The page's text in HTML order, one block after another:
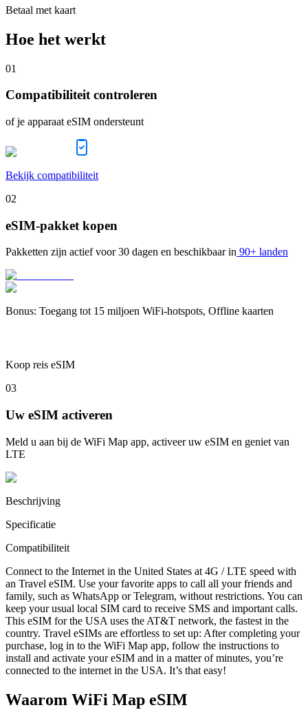
Betaal met kaart
Hoe het werkt
01
Compatibiliteit controleren
of je apparaat eSIM ondersteunt
Bekijk compatibiliteit
02
eSIM-pakket kopen
Pakketten zijn actief voor 30 dagen en beschikbaar in 90+ landen
Bonus: Toegang tot 15 miljoen WiFi-hotspots, Offline kaarten
Koop reis eSIM
03
Uw eSIM activeren
Meld u aan bij de WiFi Map app, activeer uw eSIM en geniet van
LTE
Beschrijving
Specificatie
Compatibiliteit
Connect to the Internet in the United States at 4G / LTE speed with
an Travel eSIM. Use your favorite apps to call all your friends and
family, such as WhatsApp or Telegram, without restrictions. You can
keep your usual local SIM card to receive SMS and important calls.
This eSIM for the USA uses the AT&T network, the fastest in the
country. Travel eSIMs are effortless to set up: After completing your
purchase, log in to the WiFi Map app, follow the instructions to
install and activate your eSIM and in a matter of minutes, you’re
connected to the internet in the USA. It’s that easy!
Waarom WiFi Map eSIM